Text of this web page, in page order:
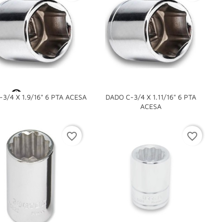
3/4 X 1.9/16" 6 PTA ACESA

DADO C-3/4 X 1.11/16" 6 PTA
ACESA

favorite_border favorite_border